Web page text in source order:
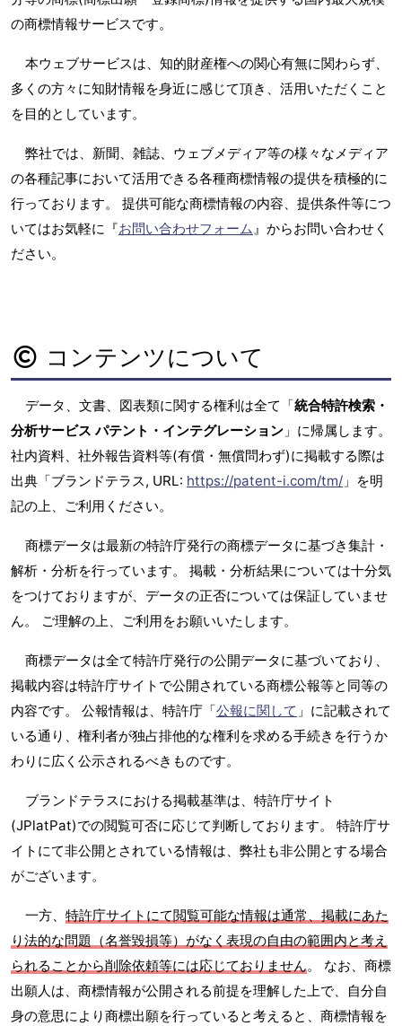
の商標情報サービスです。
本ウェブサービスは、知的財産権への関心有無に関わらず、
多くの方々に知財情報を身近に感じて頂き、活用いただくこと
を目的としています。
弊社では、新聞、雑誌、ウェブメディア等の様々なメディア
の各種記事において活用できる各種商標情報の提供を積極的に
行っております。 提供可能な商標情報の内容、提供条件等につ
いてはお気軽に『お問い合わせフォーム』からお問い合わせく
ださい。
コンテンツについて
データ、文書、図表類に関する権利は全て「統合特許検索・
分析サービス パテント・インテグレーション 」に帰属します。
社内資料、社外報告資料等(有償・無償問わず)に掲載する際は
出典「ブランドテラス, URL: https://patent-i.com/tm/ 」を明
記の上、ご利用ください。
商標データは最新の特許庁発行の商標データに基づき集計・
解析・分析を行っています。 掲載・分析結果については十分気
をつけておりますが、データの正否については保証していませ
ん。 ご理解の上、ご利用をお願いいたします。
商標データは全て特許庁発行の公開データに基づいており、
掲載内容は特許庁サイトで公開されている商標公報等と同等の
内容です。 公報情報は、特許庁「公報に関して 」に記載されて
いる通り、権利者が独占排他的な権利を求める手続きを行うか
わりに広く公示されるべきものです。
ブランドテラスにおける掲載基準は、特許庁サイト
(JPlatPat)での閲覧可否に応じて判断しております。 特許庁サ
イトにて非公開とされている情報は、弊社も非公開とする場合
がございます。
一方、 特許庁サイトにて閲覧可能な情報は通常、掲載にあた
り法的な問題（名誉毀損等）がなく表現の自由の範囲内と考え
られることから削除依頼等には応じておりません。 なお、商標
出願人は、商標情報が公開される前提を理解した上で、自分自
身の意思により商標出願を行っていると考えると、商標情報を